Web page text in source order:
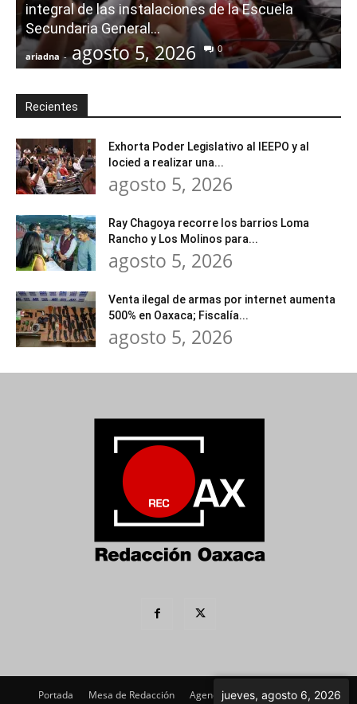
integral de las instalaciones de la Escuela
Secundaria General...
ariadna - agosto 5, 2026 0
Recientes
Exhorta Poder Legislativo al IEEPO y al
Iocied a realizar una...
agosto 5, 2026
Ray Chagoya recorre los barrios Loma
Rancho y Los Molinos para...
agosto 5, 2026
Venta ilegal de armas por internet aumenta
500% en Oaxaca; Fiscalía...
agosto 5, 2026
Portada Mesa de Redacción Agenda Política Imagen
jueves, agosto 6, 2026